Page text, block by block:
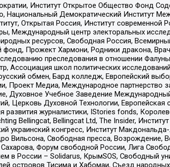
Институт Открытое Общество Фонд
Демократический Институт
Открытая Россия, Институт современной
Международный центр электоральных
ресурсов, Свободная Россия,
Прожект Хармони, Родники дракона,
преследования в отношении
Ассоциация школ политических
обмен, Бард колледж, Европейский
Медиа, Международное партнерство
Духовное Учебное Заведение
Церковь Духовной Технологии,
журналистики, IStories fonds,
Bellingcat, Bellingcat Ltd, The Insider,
украинский конгресс, Институт
Вильсона, Свободная пресса, Возрождение,
Форум свободной России, Лига
в России – Solidarus, КрымSOS, Свободный
островов Тисима и Хабомаи, Съезд